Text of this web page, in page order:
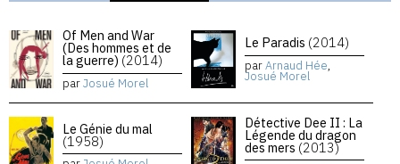
Of Men and War
(Des hommes et de
la guerre) (2014)
parJosué Morel
Le Paradis (2014)
parArnaud Hée,
Josué Morel
Le Génie du mal
(1958)
Détective Dee II : La
Légende du dragon
des mers (2013)